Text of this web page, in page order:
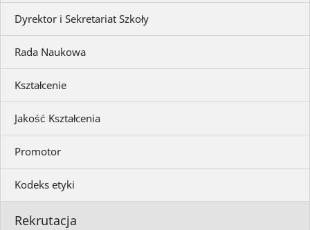
Dyrektor i Sekretariat Szkoły
Rada Naukowa
Kształcenie
Jakość Kształcenia
Promotor
Kodeks etyki
Rekrutacja